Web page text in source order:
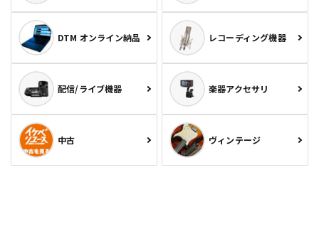
DTM オンライン納品 レコーディング機器
配信/ライブ機器 楽器アクセサリ
中古 ヴィンテージ